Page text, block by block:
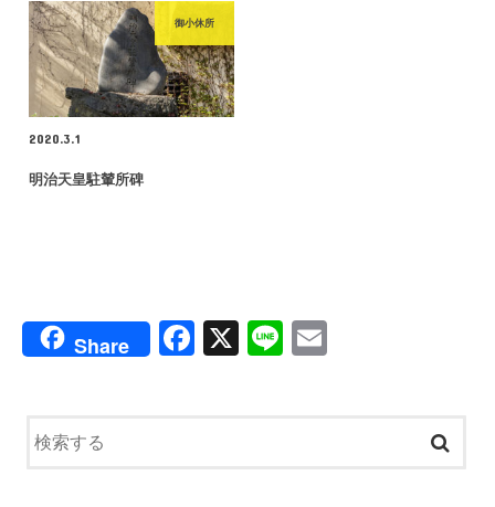
御小休所
2020.3.1
明治天皇駐輦所碑
Share
F
X
Li